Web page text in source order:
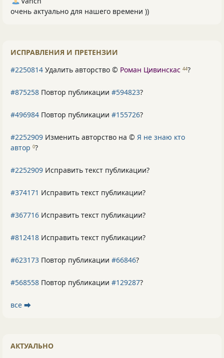
очень актуально для нашего времени ))
ИСПРАВЛЕНИЯ И ПРЕТЕНЗИИ
#2250814 Удалить авторство © Роман Цивинскас 44?
#875258 Повтор публикации #594823?
#496984 Повтор публикации #155726?
#2252909 Изменить авторство на © Я не знаю кто
автор 0?
#2252909 Исправить текст публикации?
#374171 Исправить текст публикации?
#367716 Исправить текст публикации?
#812418 Исправить текст публикации?
#623173 Повтор публикации #66846?
#568558 Повтор публикации #129287?
все ⮕
АКТУАЛЬНО